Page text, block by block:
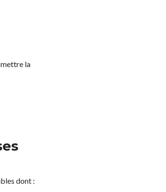
mettre la
dont :